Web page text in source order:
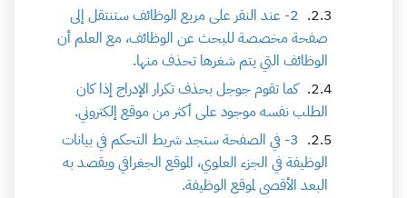
2- عند النقر على مربع الوظائف ستنتقل إلى
صفحة مخصصة للبحث عن الوظائف، مع العلم أن
الوظائف التي يتم شغرها تحذف منها.
كما تقوم جوجل بحذف تكرار الإدراج إذا كان
الطلب نفسه موجود على أكثر من موقع إلكتروني.
3- في الصفحة ستجد شريط التحكم في بيانات
الوظيفة في الجزء العلوي، الموقع الجغرافي ويقصد به
البعد الأقصى لموقع الوظيفة.